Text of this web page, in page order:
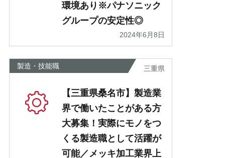
環境あり※パナソニック
グループの安定性◎
2024年6月8日
製造・技能職 三重県
【三重県桑名市】製造業
界で働いたことがある方
大募集！実際にモノをつ
くる製造職として活躍が
可能／メッキ加工業界上